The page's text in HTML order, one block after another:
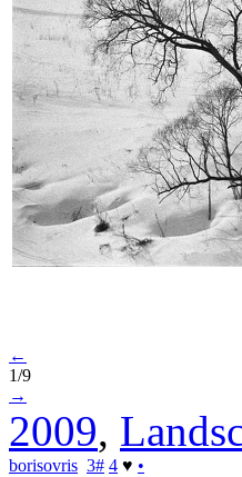
←
1/9
→
2009,
borisovris 3# 4 ♥ •